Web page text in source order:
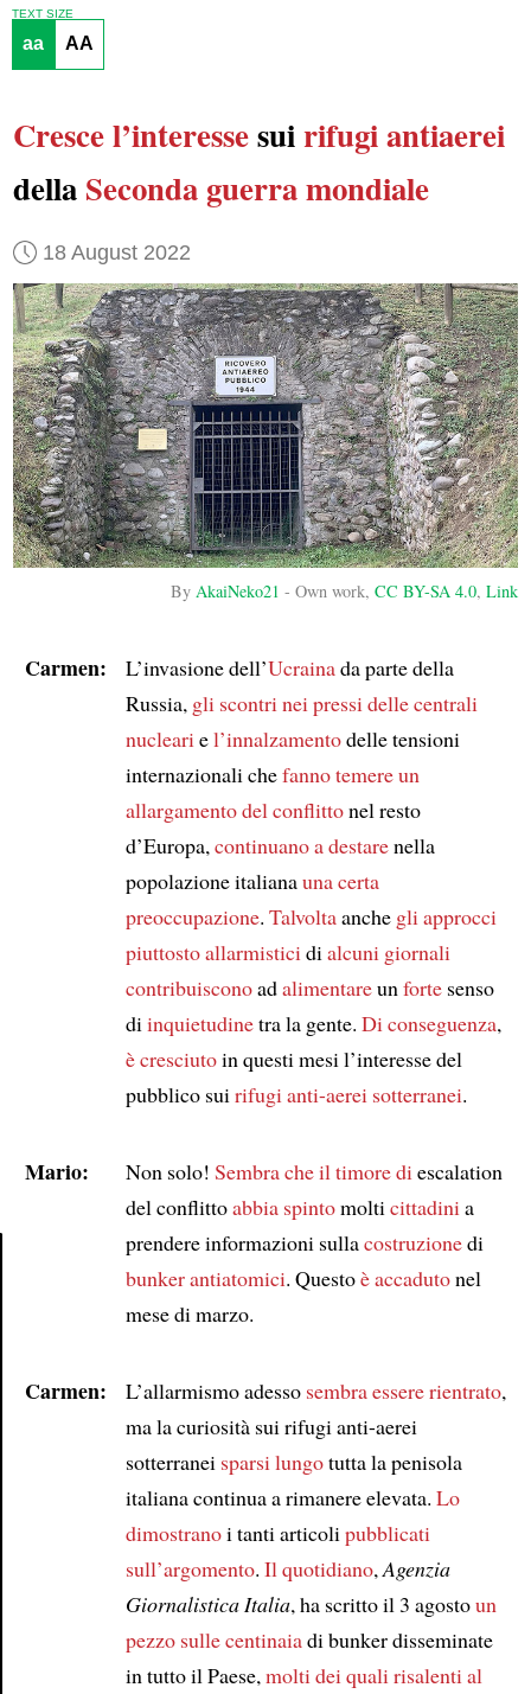
TEXT SIZE
aa AA
Crescel’interessesuirifugi antiaerei
della Seconda guerra mondiale
18 August 2022
By AkaiNeko21 -Own work,CC BY-SA 4.0,Link
Carmen: L’invasione dell’Ucrainada parte della
Russia, gli scontri nei pressi delle centrali
nucleari el’innalzamentodelle tensioni
internazionali chefanno temereun
allargamento del conflittonel resto
d’Europa, continuano a destarenella
popolazione italianauna certa
preoccupazione. Talvoltaanche gli approcci
piuttosto allarmistici di alcuni giornali
contribuisconoadalimentareun fortesenso
di inquietudinetra la gente. Di conseguenza,
è cresciutoin questi mesi l’interesse del
pubblico sui rifugi anti-aerei sotterranei.
Mario: Non solo! Sembra cheil timore di escalation
del conflittoabbia spintomolti cittadini a
prendere informazioni sullacostruzionedi
bunker antiatomici. Questoè accadutonel
mese di marzo.
Carmen: L’allarmismo adesso sembra essere rientrato,
ma la curiosità sui rifugi anti-aerei
sotterranei sparsi lungotutta la penisola
italiana continua a rimanere elevata. Lo
dimostranoi tanti articoli pubblicati
sull’argomento. Il quotidiano, Agenzia
Giornalistica Italia, ha scritto il 3 agostoun
pezzo sullecentinaiadi bunker disseminate
in tutto il Paese, molti dei quali risalenti al